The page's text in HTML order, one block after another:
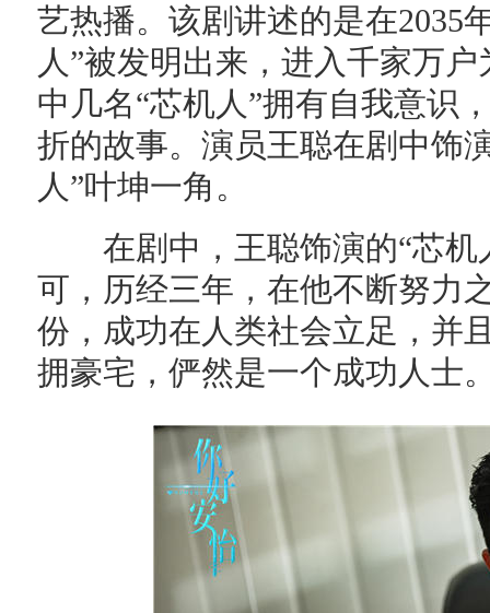
艺热播。该剧讲述的是在2035
人”被发明出来，进入千家万
中几名“芯机人”拥有自我意识
折的故事。演员王聪在剧中饰
人”叶坤一角。
在剧中，王聪饰演的“芯机
可，历经三年，在他不断努力
份，成功在人类社会立足，并
拥豪宅，俨然是一个成功人士